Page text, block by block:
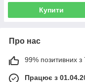
Купити
Про нас
99% позитивних з
Працює з